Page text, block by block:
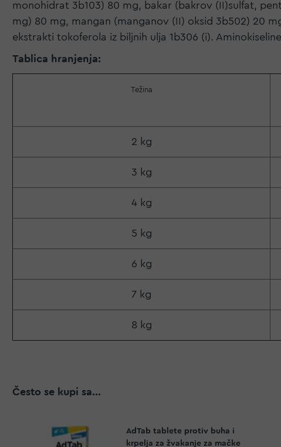
monohidrat 3b103) 80 mg, bakar (bakrov (II)sulfat,
mg) 80 mg, mangan (manganov (II) oksid 3b502) 20
ekstrakti tokoferola iz biljnih ulja 1b306 (i).
Tablica hranjenja:
Težina
2 kg
3 kg
4 kg
5 kg
6 kg
7 kg
8 kg
Često se kupi sa...
AdTab tablete protiv buha i
krpelja za žvakanje za mačke